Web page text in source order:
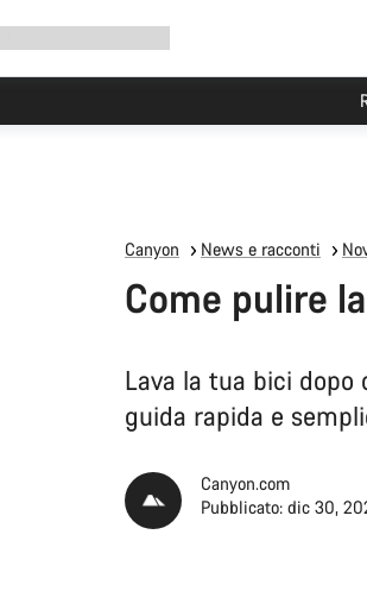
Canyon News e racconti
Come pulire
Lava la tua bici dopo
guida rapida e
Canyon.com
Pubblicato: dic 30,